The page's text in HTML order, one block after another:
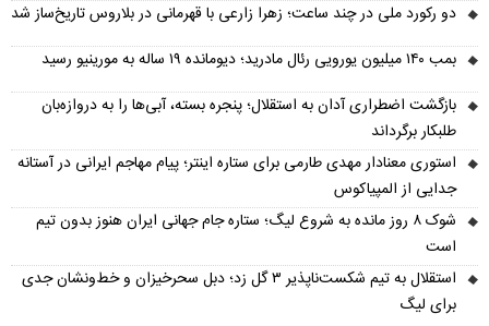
دو رکورد ملی در چند ساعت؛ زهرا زارعی با قهرمانی در بلاروس تاریخ‌ساز شد
بمب ۱۴۰ میلیون یورویی رئال مادرید؛ دیومانده ۱۹ ساله به مورینیو رسید
بازگشت اضطراری آدان به استقلال؛ پنجره بسته، آبی‌ها را به دروازه‌بان
طلبکار برگرداند
استوری معنادار مهدی طارمی برای ستاره اینتر؛ پیام مهاجم ایرانی در آستانه
جدایی از المپیاکوس
شوک ۸ روز مانده به شروع لیگ؛ ستاره جام جهانی ایران هنوز بدون تیم
است
استقلال به تیم شکست‌ناپذیر ۳ گل زد؛ دبل سحرخیزان و خط‌ونشان جدی
برای لیگ